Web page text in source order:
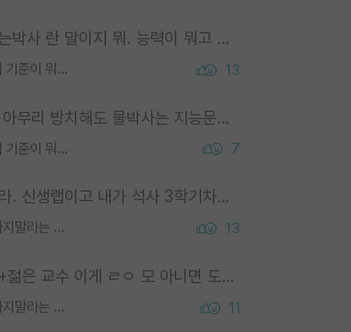
능력없는박사 란 말이지 뭐. 능력이 뭐고 능력이 있다는게 뭔지는 사람마다 기준이 다르니까 얘기해봐야 서로 자기 기준만 얘기해서 논쟁이 끝이 안나고. 주위에서 능력있고 야심있는 신입생이 교수가 유의미한 피드백을 아예 안주면서 제대로된 과제에 참여해볼 기회도 제공하지 않고 잡일 뺑뺑이만 돌려서 맨날 단순작업만 하면서 밤새다가 눈빛이 점점 죽어가는걸 본 사람은 물박사는 교수탓이라고 하고, 교수는 이것저것 알려도 주고 기회도 주고 사수 동기 붙여주면서 어떻게든 끌고가려고 하는데 본인이 매일 뺀질거리면서 출근 하는둥마는둥 하다가 기껏 와서도 폰이나 쳐다보다가 실험 망치고 저녁약속있어서 먼저 가볼게요~ 하는걸 본 사람은 물박사는 본인탓이라고 함.
물박사의 기준이 뭐임? 13
교수가 아무리 방치해도 물박사는 지능문제고 본인 의지 문제임. 만물 교수탓 하는 애들이 이상한거임.
물박사의 기준이 뭐임? 7
가지마라. 신생랩이고 내가 석사 3학기차인데 최고참인데 나도 아무것도 모르는데 교수가 후배들 왜 논문 교육 안시키냐. 논문 왜 안 써오냐 닦달한다
신생랩가지말라는 이유가 있었구나 13
신생랩+젊은 교수 이게 ㄹㅇ 모 아니면 도인듯.
신생랩가지말라는 이유가 있었구나 11